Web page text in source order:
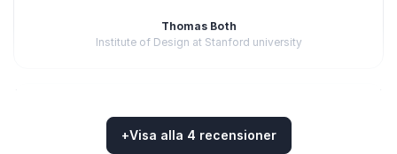
Thomas Both
Institute of Design at Stanford university
Seeing my audience’s reaction during and after a
+Visa alla 4 recensioner